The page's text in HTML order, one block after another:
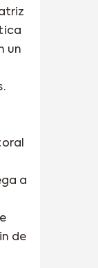
un
a
de